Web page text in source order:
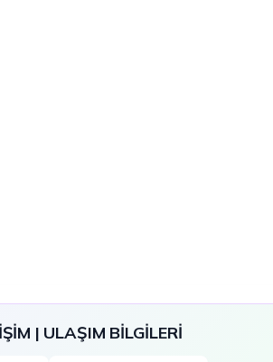
| ULAŞIM BİLGİLERİ